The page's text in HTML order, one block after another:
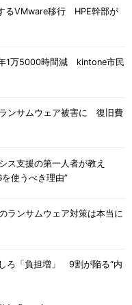
るVMware移行 HPE幹部が
1万5000時間減 kintone市民
ンサムウェア被害に 復旧費
ス支援の第一人者が教え
使うべき理由”
ランサムウェア対策は本当に
ろ「負担増」 9割が陥る“内